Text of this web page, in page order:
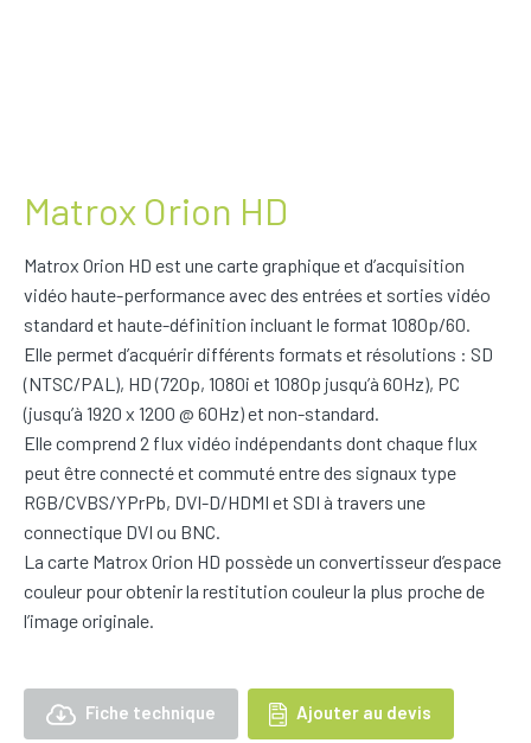
Matrox Orion HD
Matrox Orion HD est une carte graphique et d’acquisition
vidéo haute-performance avec des entrées et sorties vidéo
standard et haute-définition incluant le format 1080p/60.
Elle permet d’acquérir différents formats et résolutions : SD
(NTSC/PAL), HD (720p, 1080i et 1080p jusqu’à 60Hz), PC
(jusqu’à 1920 x 1200 @ 60Hz) et non-standard.
Elle comprend 2 flux vidéo indépendants dont chaque flux
peut être connecté et commuté entre des signaux type
RGB/CVBS/YPrPb, DVI-D/HDMI et SDI à travers une
connectique DVI ou BNC.
La carte Matrox Orion HD possède un convertisseur d’espace
couleur pour obtenir la restitution couleur la plus proche de
l’image originale.
Fiche technique Ajouter au devis